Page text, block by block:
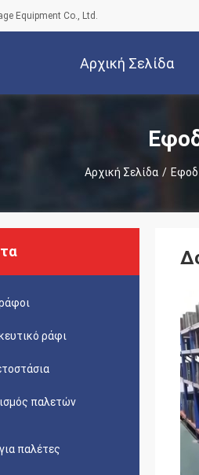
Equipment Co., Ltd.
Αρχική Σελίδα
Αρχική Σελίδα /
ράφι
παλετών
παλέτες